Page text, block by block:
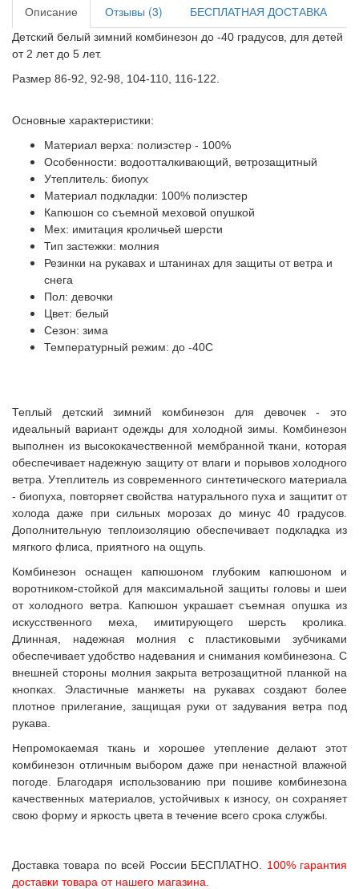
Описание Отзывы (3) БЕСПЛАТНАЯ ДОСТАВКА
Детский белый зимний комбинезон до -40 градусов, для детей
от 2 лет до 5 лет.
Размер 86-92, 92-98, 104-110, 116-122.
Основные характеристики:
Материал верха: полиэстер - 100%
Особенности: водоотталкивающий, ветрозащитный
Утеплитель: биопух
Материал подкладки: 100% полиэстер
Капюшон со съемной меховой опушкой
Мех: имитация кроличьей шерсти
Тип застежки: молния
Резинки на рукавах и штанинах для защиты от ветра и
снега
Пол: девочки
Цвет: белый
Сезон: зима
Температурный режим: до -40С
Теплый детский зимний комбинезон для девочек - это
идеальный вариант одежды для холодной зимы. Комбинезон
выполнен из высококачественной мембранной ткани, которая
обеспечивает надежную защиту от влаги и порывов холодного
ветра. Утеплитель из современного синтетического материала
- биопуха, повторяет свойства натурального пуха и защитит от
холода даже при сильных морозах до минус 40 градусов.
Дополнительную теплоизоляцию обеспечивает подкладка из
мягкого флиса, приятного на ощупь.
Комбинезон оснащен капюшоном глубоким капюшоном и
воротником-стойкой для максимальной защиты головы и шеи
от холодного ветра. Капюшон украшает съемная опушка из
искусственного меха, имитирующего шерсть кролика.
Длинная, надежная молния с пластиковыми зубчиками
обеспечивает удобство надевания и снимания комбинезона. С
внешней стороны молния закрыта ветрозащитной планкой на
кнопках. Эластичные манжеты на рукавах создают более
плотное прилегание, защищая руки от задувания ветра под
рукава.
Непромокаемая ткань и хорошее утепление делают этот
комбинезон отличным выбором даже при ненастной влажной
погоде. Благодаря использованию при пошиве комбинезона
качественных материалов, устойчивых к износу, он сохраняет
свою форму и яркость цвета в течение всего срока службы.
Доставка товара по всей России БЕСПЛАТНО. 100% гарантия
доставки товара от нашего магазина.